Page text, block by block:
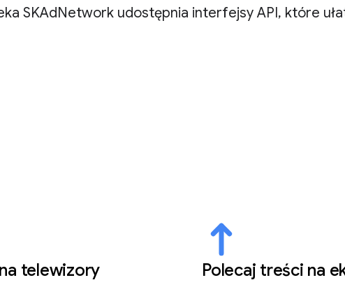
SKAdNetwork udostępnia interfejsy API, które
telewizory Polecaj treści na